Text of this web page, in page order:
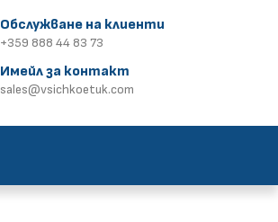
Обслужване на клиенти
+359 888 44 83 73
Имейл за контакт
sales@vsichkoetuk.com